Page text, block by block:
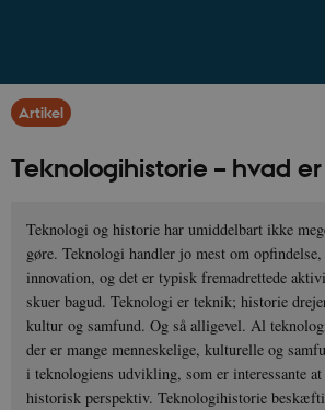
Artikel
Teknologihistorie – hvad
Teknologi og historie har umiddelbart ikke
gøre. Teknologi handler jo mest om
innovation, og det er typisk fremadrettede
skuer bagud. Teknologi er teknik; historie
kultur og samfund. Og så alligevel. Al
der er mange menneskelige, kulturelle og
i teknologiens udvikling, som er interessante
historisk perspektiv. Teknologihistorie